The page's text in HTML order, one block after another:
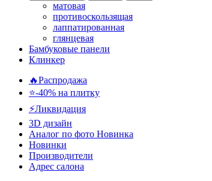
матовая
противоскользящая
лаппатированная
глянцевая
Бамбуковые панели
Клинкер
🔥Распродажа
⭐-40% на плитку
⚡️Ликвидация
3D дизайн
Аналог по фото Новинка
Новинки
Производители
Адрес салона